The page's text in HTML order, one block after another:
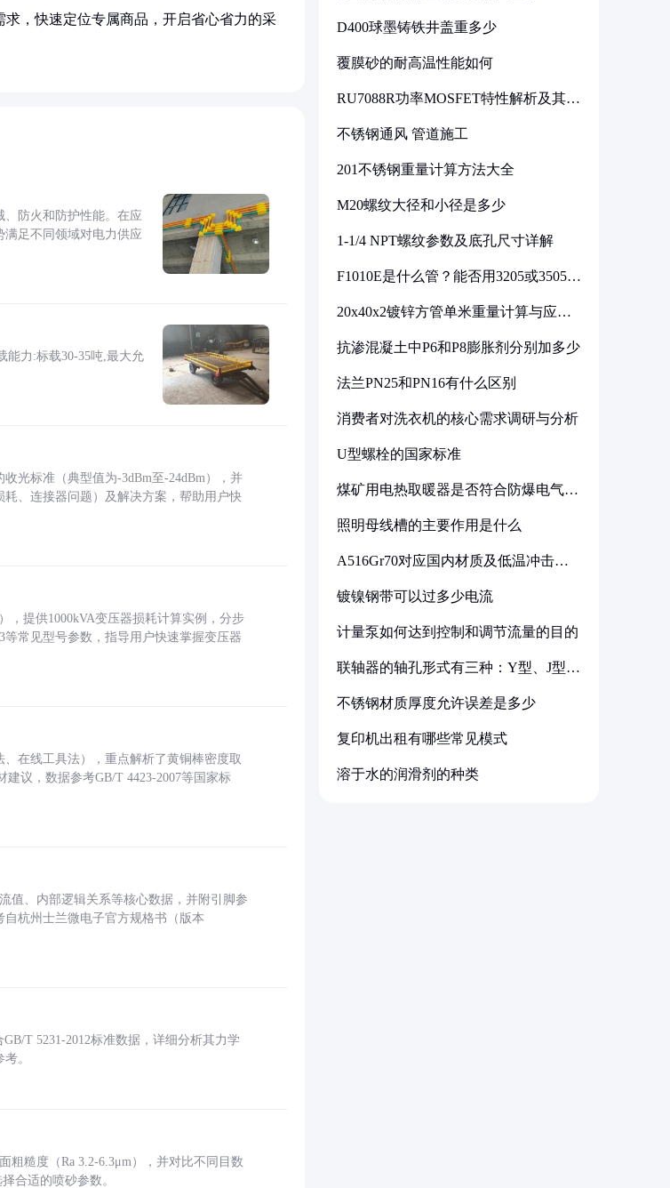
，快速定位专属商品，开启省心省力的采
防火和防护性能。在应
足不同领域对电力供应
能力:标载30-35吨,最大允
光标准（典型值为-3dBm至-24dBm），并
、连接器问题）及解决方案，帮助用户快
，提供1000kVA变压器损耗计算实例，分步
常见型号参数，指导用户快速掌握变压器
在线工具法），重点解析了黄铜棒密度取
议，数据参考GB/T 4423-2007等国家标
值、内部逻辑关系等核心数据，并附引脚参
杭州士兰微电子官方规格书（版本
T 5231-2012标准数据，详细分析其力学
。
粗糙度（Ra 3.2-6.3μm），并对比不同目数
合适的喷砂参数。
D400球墨铸铁井盖重多少
覆膜砂的耐高温性能如何
RU7088R功率MOSFET特性解析及其在
不锈钢通风 管道施工
201不锈钢重量计算方法大全
M20螺纹大径和小径是多少
1-1/4 NPT螺纹参数及底孔尺寸详解
F1010E是什么管？能否用3205或3505代
20x40x2镀锌方管单米重量计算与应用
抗渗混凝土中P6和P8膨胀剂分别加多少
法兰PN25和PN16有什么区别
消费者对洗衣机的核心需求调研与分析
U型螺栓的国家标准
煤矿用电热取暖器是否符合防爆电气设
照明母线槽的主要作用是什么
A516Gr70对应国内材质及低温冲击要
镀镍钢带可以过多少电流
计量泵如何达到控制和调节流量的目的
联轴器的轴孔形式有三种：Y型、J型、
不锈钢材质厚度允许误差是多少
复印机出租有哪些常见模式
溶于水的润滑剂的种类